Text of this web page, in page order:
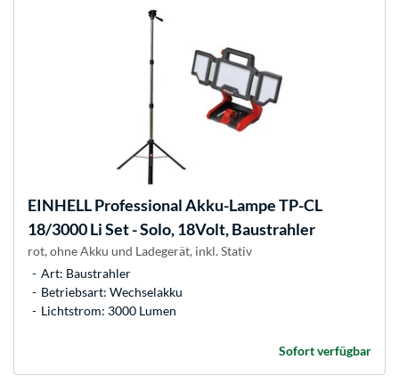
EINHELLProfessional Akku-Lampe TP-CL
18/3000 Li Set - Solo, 18Volt, Baustrahler
rot, ohne Akku und Ladegerät, inkl. Stativ
Art: Baustrahler
Betriebsart: Wechselakku
Lichtstrom: 3000 Lumen
Sofort verfügbar